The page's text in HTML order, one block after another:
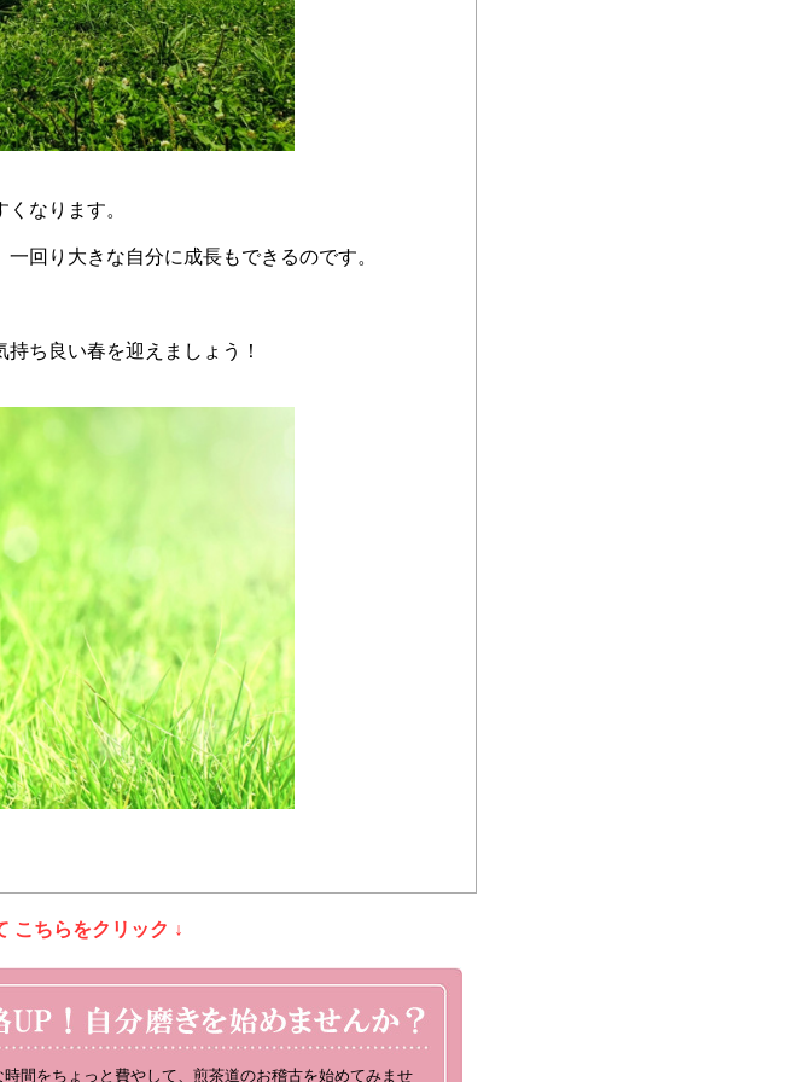
なります。
回り大きな自分に成長もできるのです。
ち良い春を迎えましょう！
こちらをクリック ↓
間をちょっと費やして、煎茶道のお稽古を始めてみませ